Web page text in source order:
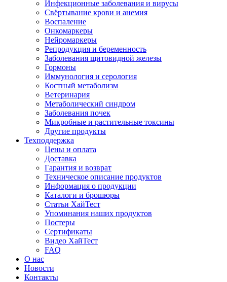
Инфекционные заболевания и вирусы
Свёртывание крови и анемия
Воспаление
Онкомаркеры
Нейромаркеры
Репродукция и беременность
Заболевания щитовидной железы
Гормоны
Иммунология и серология
Костный метаболизм
Ветеринария
Метаболический синдром
Заболевания почек
Микробные и растительные токсины
Другие продукты
Техподдержка
Цены и оплата
Доставка
Гарантия и возврат
Техническое описание продуктов
Информация о продукции
Каталоги и брошюры
Статьи ХайТест
Упоминания наших продуктов
Постеры
Сертификаты
Видео ХайТест
FAQ
О нас
Новости
Контакты